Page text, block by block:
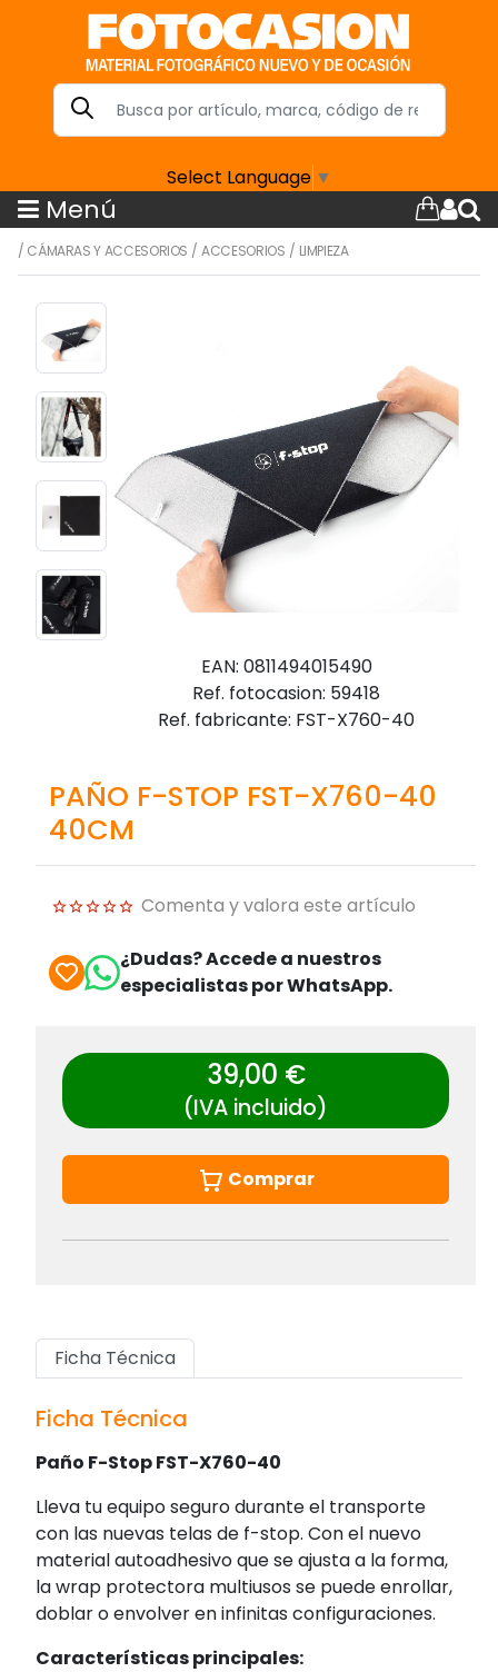
Select Language ▼
Menú
/ CÁMARAS Y ACCESORIOS /ACCESORIOS / LIMPIEZA
EAN: 0811494015490
Ref. fotocasion: 59418
Ref. fabricante: FST-X760-40
PAÑO F-STOP FST-X760-40
40CM
Comenta y valora este artículo
¿Dudas? Accede a nuestros
especialistas por WhatsApp.
39,00 €
(IVA incluido)
Comprar
Ficha Técnica
Ficha Técnica
Paño F-Stop FST-X760-40
Lleva tu equipo seguro durante el transporte
con las nuevas telas de f-stop. Con el nuevo
material autoadhesivo que se ajusta a la forma,
la wrap protectora multiusos se puede enrollar,
doblar o envolver en infinitas configuraciones.
Características principales: